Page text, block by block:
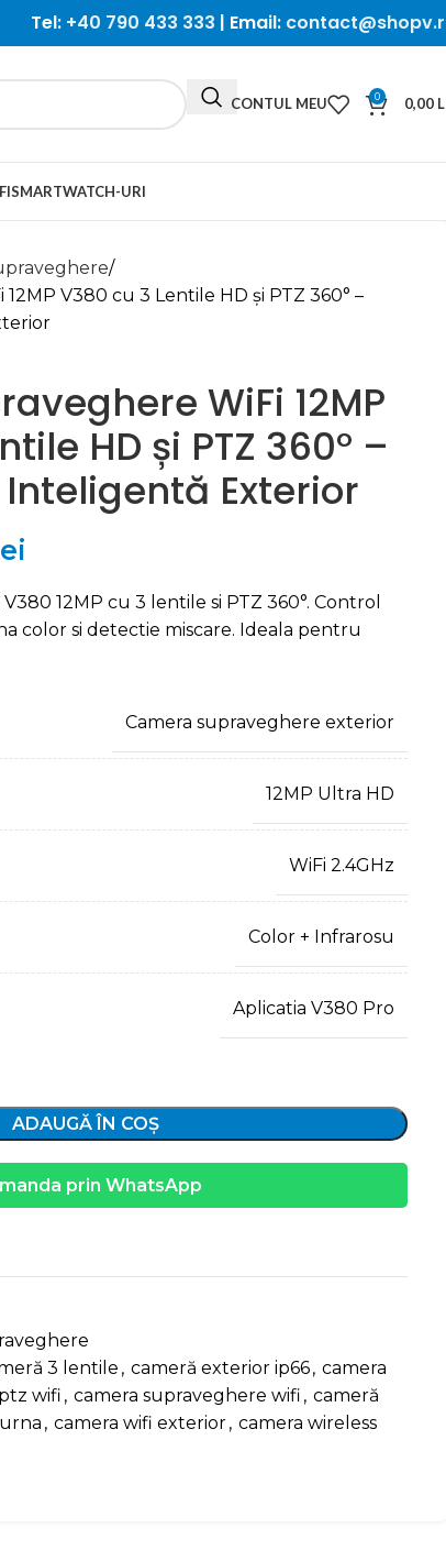
Tel: +40 790 433 333 | Email:
CONTUL MEU 0 0,00
SMARTWATCH-URI
V380 cu 3 Lentile HD și PTZ 360° –
WiFi 12MP
HD și PTZ 360° –
Exterior
12MP cu 3 lentile si PTZ 360°. Control
color si detectie miscare. Ideala pentru
Camera supraveghere exterior
12MP Ultra HD
WiFi 2.4GHz
Color + Infrarosu
Aplicatia V380 Pro
ADAUGĂ ÎN COȘ
prin WhatsApp
3 lentile , cameră exterior ip66, camera
wifi , camera supraveghere wifi , cameră
, camera wifi exterior, camera wireless